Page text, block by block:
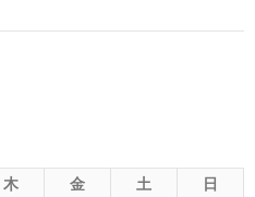
木 金 土
日